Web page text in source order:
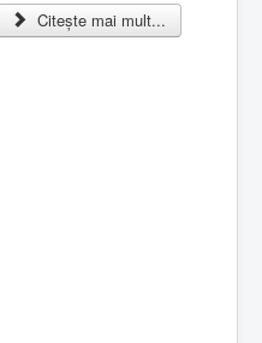
Citește mai mult...